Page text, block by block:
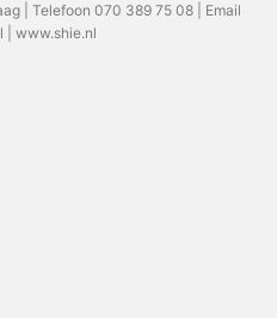
| Telefoon 070 389 75 08 | Email
| www.shie.nl